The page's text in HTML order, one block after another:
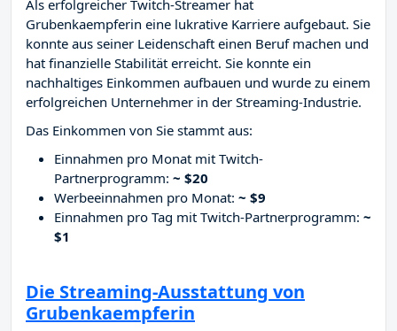
Als erfolgreicher Twitch-Streamer hat
Grubenkaempferin eine lukrative Karriere aufgebaut. Sie
konnte aus seiner Leidenschaft einen Beruf machen und
hat finanzielle Stabilität erreicht. Sie konnte ein
nachhaltiges Einkommen aufbauen und wurde zu einem
erfolgreichen Unternehmer in der Streaming-Industrie.
Das Einkommen von Sie stammt aus:
Einnahmen pro Monat mit Twitch-
Partnerprogramm: ~ $20
Werbeeinnahmen pro Monat: ~ $9
Einnahmen pro Tag mit Twitch-Partnerprogramm: ~
$1
Die Streaming-Ausstattung von
Grubenkaempferin